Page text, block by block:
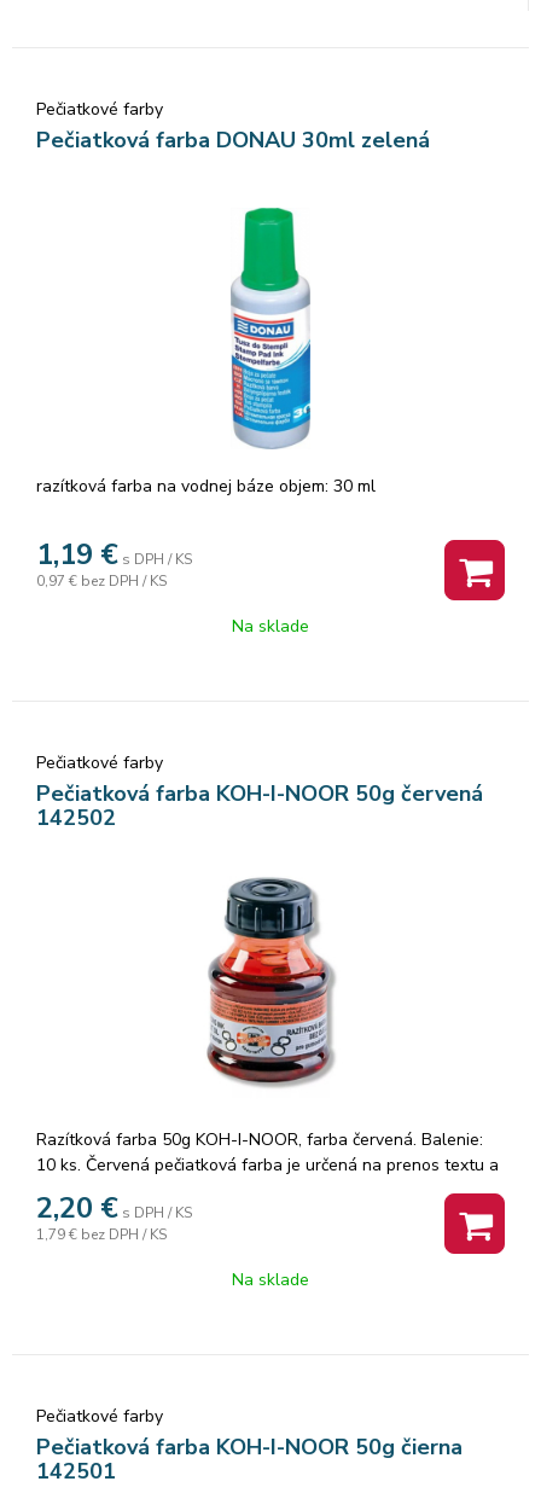
Pečiatkové farby
Pečiatková farba DONAU 30ml zelená
razítková farba na vodnej báze objem: 30 ml
1,19 € s DPH / KS
0,97 € bez DPH / KS
Na sklade
Pečiatkové farby
Pečiatková farba KOH-I-NOOR 50g červená
142502
Razítková farba 50g KOH-I-NOOR, farba červená. Balenie:
10 ks. Červená pečiatková farba je určená na prenos textu a
znakov gumovými pečiatkami na savý materiál (papier,
lepenku ap.), na ktorom tvorí odtlačky Značka: KOH-I-NOOR.
2,20 € s DPH / KS
1,79 € bez DPH / KS
Na sklade
Pečiatkové farby
Pečiatková farba KOH-I-NOOR 50g čierna
142501